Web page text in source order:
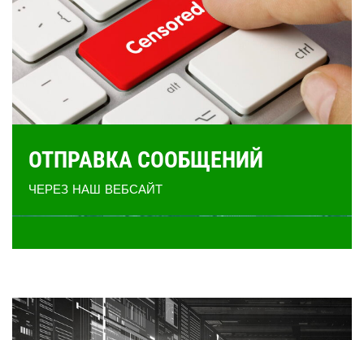
ОТПРАВКА СООБЩЕНИЙ
ЧЕРЕЗ НАШ ВЕБСАЙТ